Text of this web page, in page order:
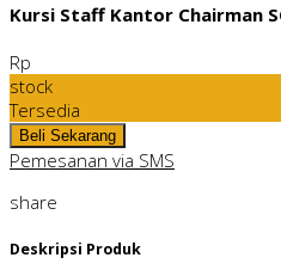
Kursi Staff Kantor Chairman
Rp
stock
Tersedia
Pemesanan via SMS
share
Deskripsi Produk